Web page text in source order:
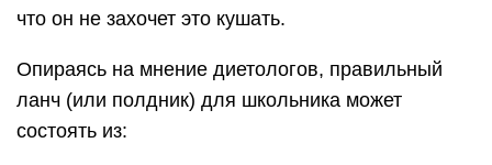
что он не захочет это кушать.
Опираясь на мнение диетологов, правильный
ланч (или полдник) для школьника может
состоять из: